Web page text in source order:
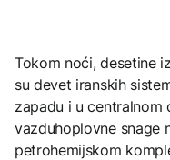
Tokom noći, desetine
su devet iranskih
zapadu i u centralnom
vazduhoplovne snage
petrohemijskom